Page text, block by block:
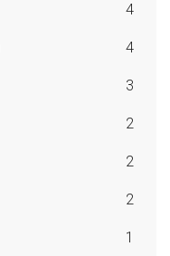
4
4
3
2
2
2
1